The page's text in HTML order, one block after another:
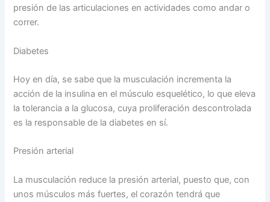
presión de las articulaciones en actividades como andar o
correr.
Diabetes
Hoy en día, se sabe que la musculación incrementa la
acción de la insulina en el músculo esquelético, lo que eleva
la tolerancia a la glucosa, cuya proliferación descontrolada
es la responsable de la diabetes en sí.
Presión arterial
La musculación reduce la presión arterial, puesto que, con
unos músculos más fuertes, el corazón tendrá que